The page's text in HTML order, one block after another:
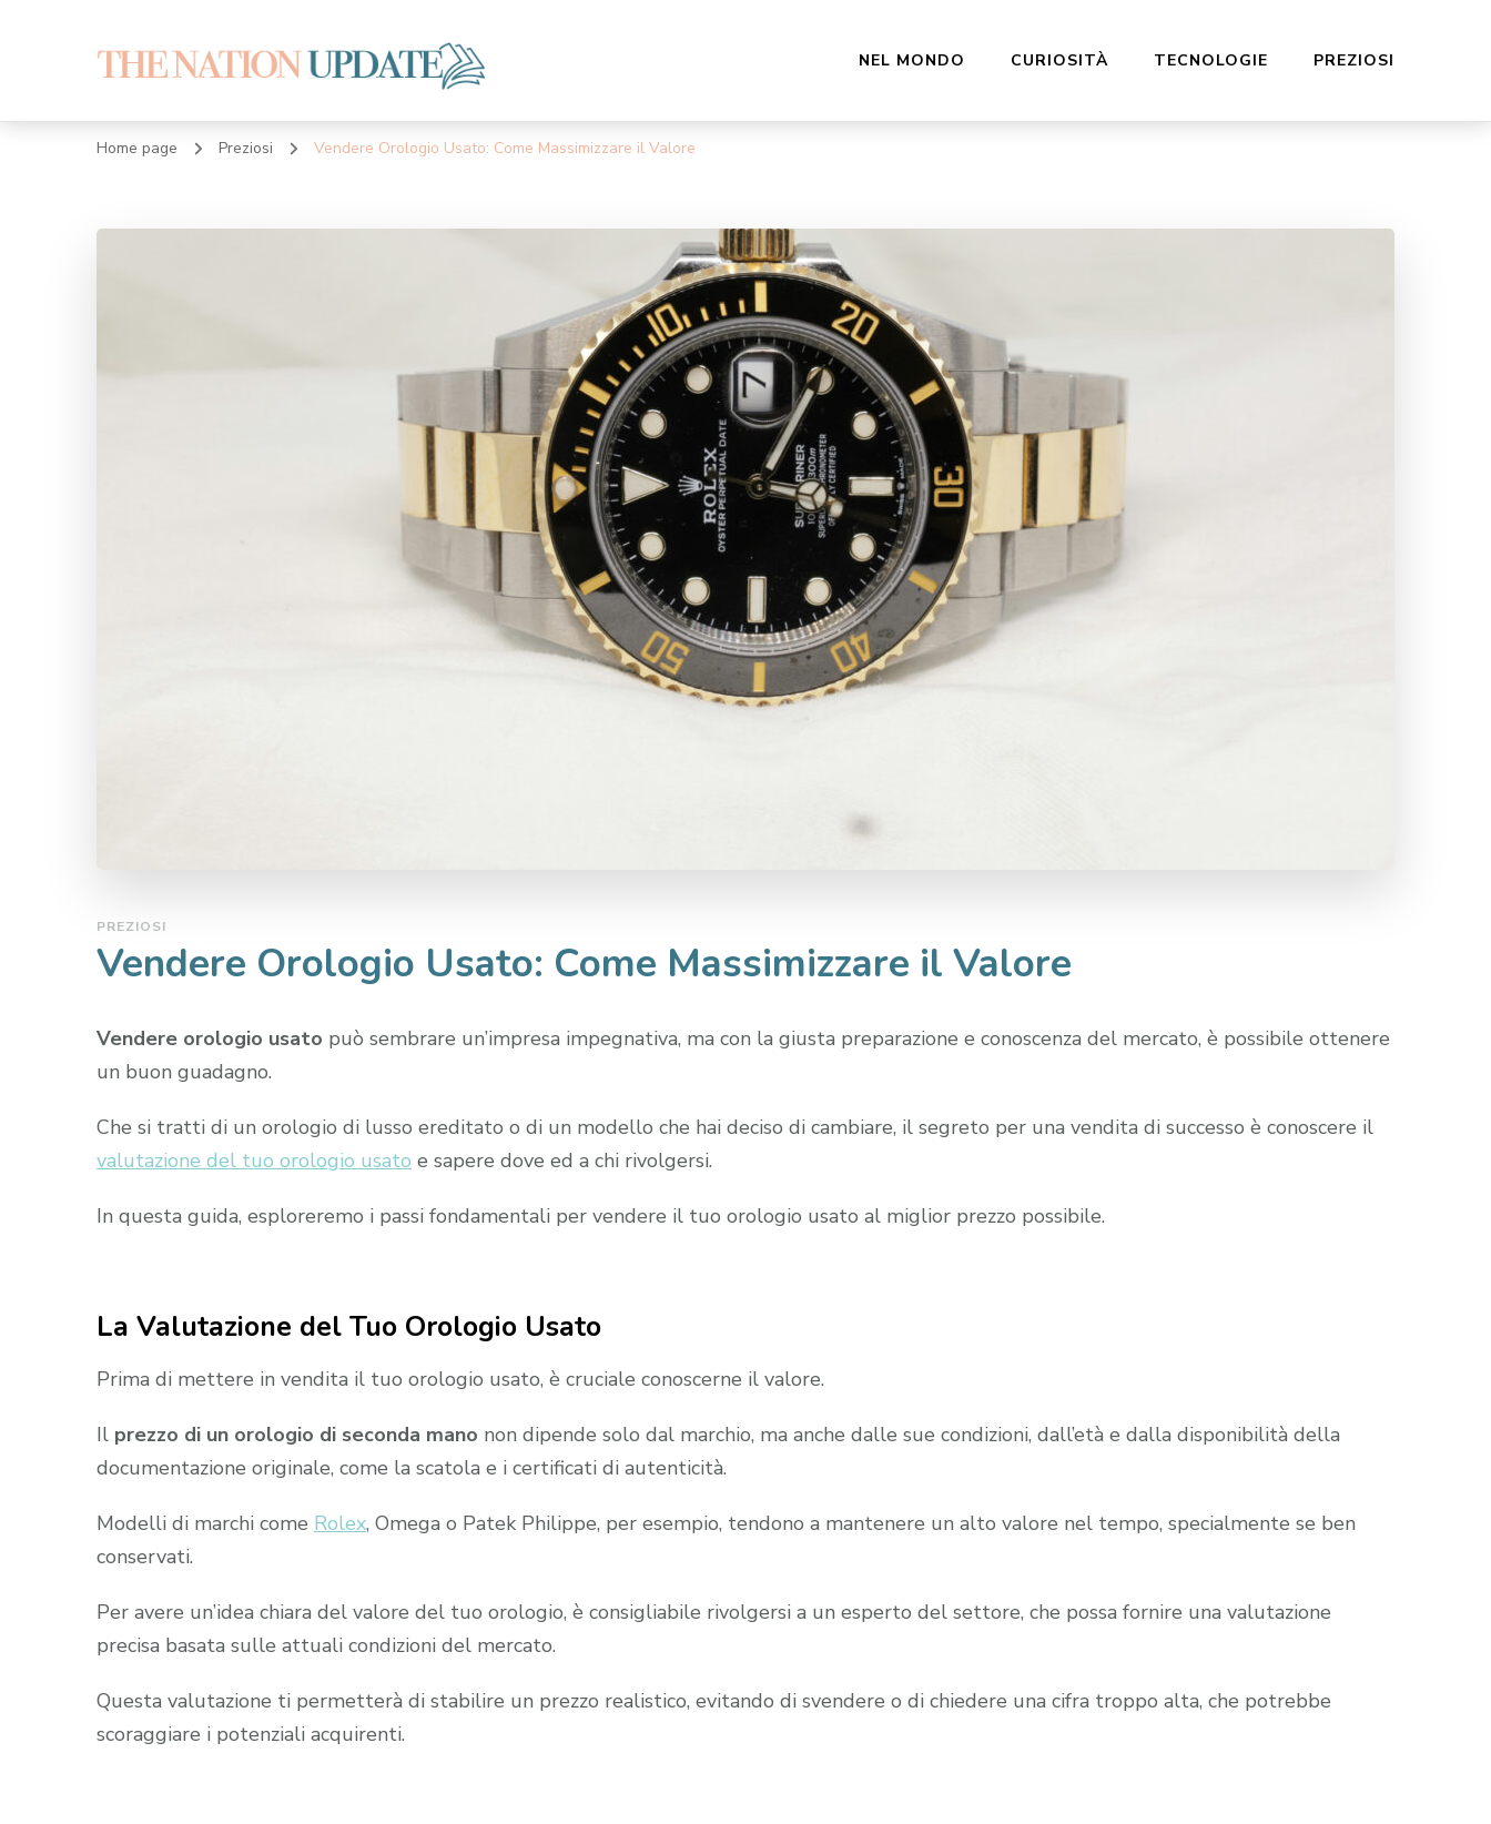
The Nation Update
NEL MONDO CURIOSITÀ TECNOLOGIE PREZIOSI
Home page Preziosi Vendere Orologio Usato: Come Massimizzare il Valore
PREZIOSI
Vendere Orologio Usato: Come Massimizzare il Valore
Vendere orologio usato può sembrare un’impresa impegnativa, ma con la giusta preparazione e conoscenza del mercato, è possibile ottenere
un buon guadagno.
Che si tratti di un orologio di lusso ereditato o di un modello che hai deciso di cambiare, il segreto per una vendita di successo è conoscere il
valutazione del tuo orologio usato e sapere dove ed a chi rivolgersi.
In questa guida, esploreremo i passi fondamentali per vendere il tuo orologio usato al miglior prezzo possibile.
La Valutazione del Tuo Orologio Usato
Prima di mettere in vendita il tuo orologio usato, è cruciale conoscerne il valore.
Il prezzo di un orologio di seconda mano non dipende solo dal marchio, ma anche dalle sue condizioni, dall’età e dalla disponibilità della
documentazione originale, come la scatola e i certificati di autenticità.
Modelli di marchi come Rolex, Omega o Patek Philippe, per esempio, tendono a mantenere un alto valore nel tempo, specialmente se ben
conservati.
Per avere un’idea chiara del valore del tuo orologio, è consigliabile rivolgersi a un esperto del settore, che possa fornire una valutazione
precisa basata sulle attuali condizioni del mercato.
Questa valutazione ti permetterà di stabilire un prezzo realistico, evitando di svendere o di chiedere una cifra troppo alta, che potrebbe
scoraggiare i potenziali acquirenti.